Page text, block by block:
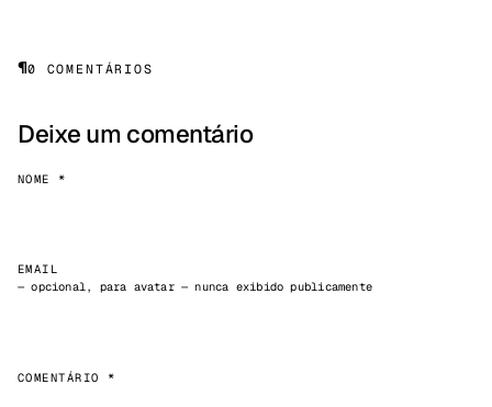
¶0 COMENTÁRIOS
Deixe um comentário
NOME *
EMAIL
— opcional, para avatar — nunca exibido publicamente
COMENTÁRIO *